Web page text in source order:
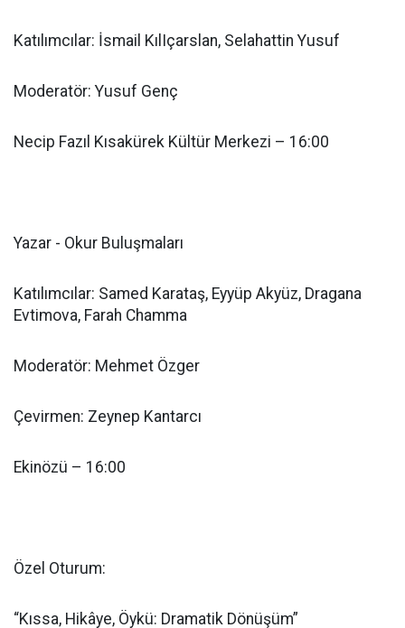
Katılımcılar: İsmail KılIçarslan, Selahattin Yusuf
Moderatör: Yusuf Genç
Necip Fazıl Kısakürek Kültür Merkezi – 16:00
Yazar - Okur Buluşmaları
Katılımcılar: Samed Karataş, Eyyüp Akyüz, Dragana
Evtimova, Farah Chamma
Moderatör: Mehmet Özger
Çevirmen: Zeynep Kantarcı
Ekinözü – 16:00
Özel Oturum:
“Kıssa, Hikâye, Öykü: Dramatik Dönüşüm”